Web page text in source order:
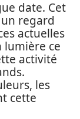
date. Cet
regard
actuelles
lumière ce
activité
les
cette